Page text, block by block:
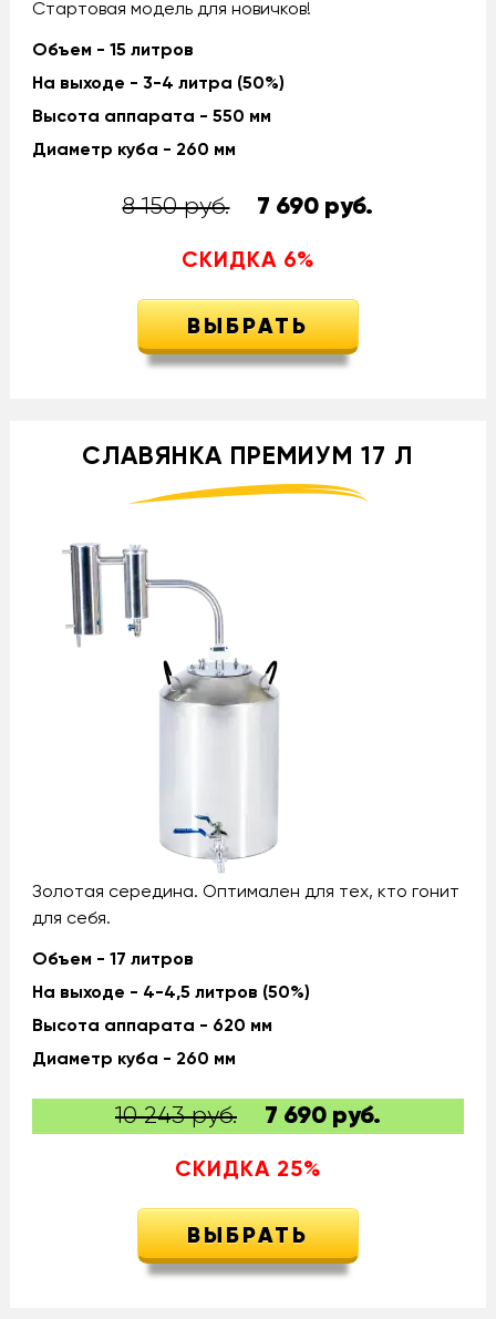
Стартовая модель для новичков!
Объем - 15 литров
На выходе - 3-4 литра (50%)
Высота аппарата - 550 мм
Диаметр куба - 260 мм
8 150 руб. 7 690 руб.
СКИДКА 6%
ВЫБРАТЬ
СЛАВЯНКА ПРЕМИУМ 17 Л
Золотая середина. Оптимален для тех, кто гонит
для себя.
Объем - 17 литров
На выходе - 4-4,5 литров (50%)
Высота аппарата - 620 мм
Диаметр куба - 260 мм
10 243 руб. 7 690руб.
СКИДКА 25%
ВЫБРАТЬ